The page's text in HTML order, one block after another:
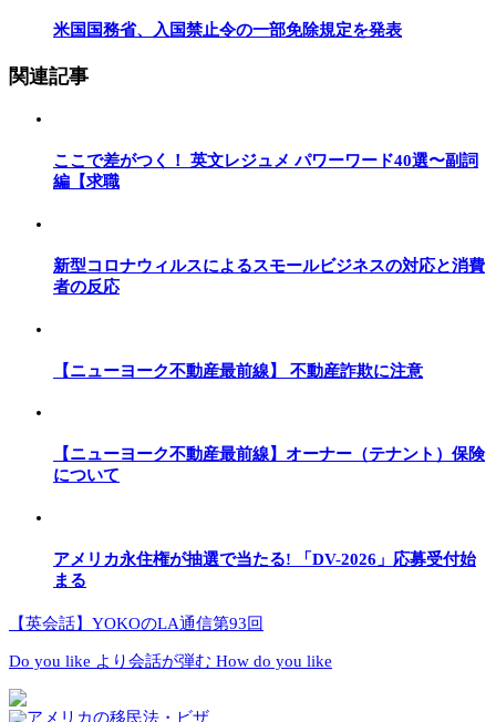
米国国務省、入国禁止令の一部免除規定を発表
関連記事
ここで差がつく！ 英文レジュメ パワーワード40選〜副詞
編【求職
新型コロナウィルスによるスモールビジネスの対応と消費
者の反応
【ニューヨーク不動産最前線】 不動産詐欺に注意
【ニューヨーク不動産最前線】オーナー（テナント）保険
について
アメリカ永住権が抽選で当たる! 「DV-2026」応募受付始
まる
【英会話】YOKOのLA通信第93回
Do you like より会話が弾む How do you like